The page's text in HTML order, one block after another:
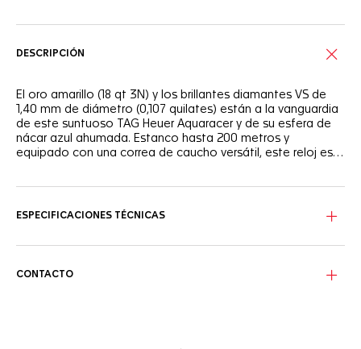
DESCRIPCIÓN
El oro amarillo (18 qt 3N) y los brillantes diamantes VS de
1,40 mm de diámetro (0,107 quilates) están a la vanguardia
de este suntuoso TAG Heuer Aquaracer y de su esfera de
nácar azul ahumada. Estanco hasta 200 metros y
equipado con una correa de caucho versátil, este reloj está
mm de diámetro (0,107 quilates) y detalles chapados en
la perfección con la robusta incrustación del bisel
unidireccional con escala de 60 minutos en oro macizo (18
ESPECIFICACIONES TÉCNICAS
CONTACTO